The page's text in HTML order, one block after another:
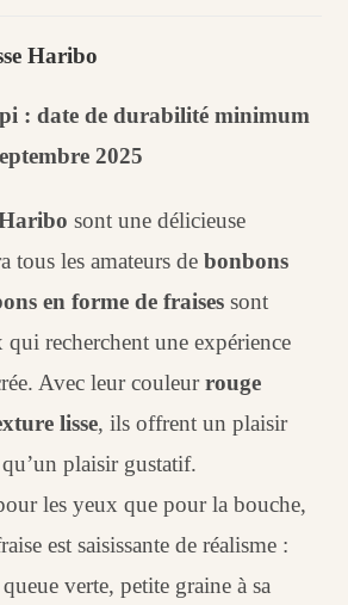
Haribo
: date de durabilité minimum
2025
sont une délicieuse
tous les amateurs debonbons
en forme de fraises sont
recherchent une expérience
Avec leur couleurrouge
lisse, ils offrent un plaisir
plaisir gustatif.
les yeux que pour la bouche,
est saisissante de réalisme :
verte, petite graine à sa